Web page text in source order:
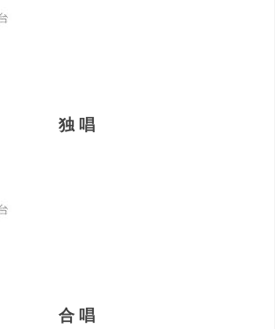
独 唱
合 唱